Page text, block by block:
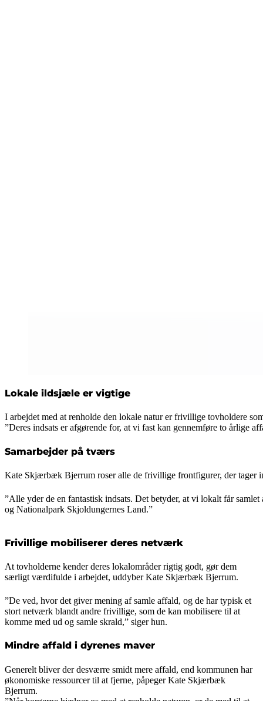
Lokale ildsjæle er vigtige
I arbejdet med at renholde den lokale natur er frivillige tovholdere
”Deres indsats er afgørende for, at vi fast kan gennemføre to årlige
Samarbejder på tværs
Kate Skjærbæk Bjerrum roser alle de frivillige frontfigurer, der tager
”Alle yder de en fantastisk indsats. Det betyder, at vi lokalt får
og Nationalpark Skjoldungernes Land.”
Frivillige mobiliserer deres netværk
At tovholderne kender deres lokalområder rigtig godt, gør dem
særligt værdifulde i arbejdet, uddyber Kate Skjærbæk Bjerrum.
”De ved, hvor det giver mening af samle affald, og de har typisk et
stort netværk blandt andre frivillige, som de kan mobilisere til at
komme med ud og samle skrald,” siger hun.
Mindre affald i dyrenes maver
Generelt bliver der desværre smidt mere affald, end kommunen har
økonomiske ressourcer til at fjerne, påpeger Kate Skjærbæk
Bjerrum.